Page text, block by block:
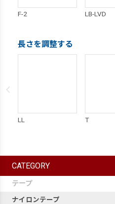
F-2 LB-LVD
長さを調整する
LL T
CATEGORY
テープ
ナイロンテープ